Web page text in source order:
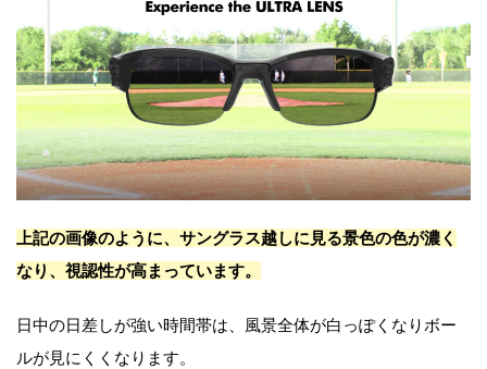
上記の画像のように、サングラス越しに見る景色の色が濃く
なり、視認性が高まっています。
日中の日差しが強い時間帯は、風景全体が白っぽくなりボー
ルが見にくくなります。